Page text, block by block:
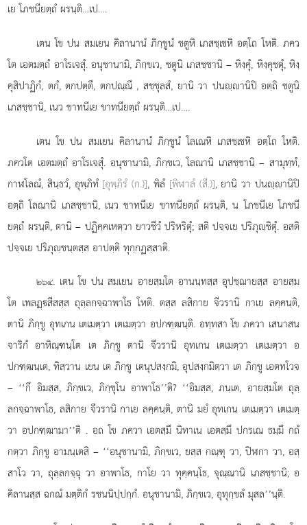
เย โภชนียตฺถํ ผรนฺติ…เป….
เตน โข ปน สมเยน คิลานานํ ภิกฺขูนํ ชตูหิ เภสชฺเชหิ อตฺโถ โหติ. ภคว
โต เอตมตฺถํ อาโรเจสุํ. อนุชานามิ, ภิกฺขเว, ชตูนิ เภสชฺชานิ – หิงฺคุํ, หิงฺคุชตุํ, หิงฺ
คุสิปาฏิกํ, ตกํ, ตกปตฺตึ, ตกปณฺณึ , สชฺชุลสํ, ยานิ วา ปนฺานิปิ อตฺถิ ชตูนิ
เภสชฺชานิ, เนว ขาทนีเย ขาทนียตฺถํ ผรนฺติ…เป….
เตน โข ปน สมเยน คิลานานํ ภิกฺขูนํ โลเณหิ เภสชฺเชหิ อตฺโถ โหติ.
ภควโต เอตมตฺถํ อาโรเจสุํ. อนุชานามิ, ภิกฺขเว, โลณานิ เภสชฺชานิ – สามุทฺทํ,
กาฬโลณํ, สินฺธวํ, อุพฺภิทํ [อุพฺภิรํ (ก.)], พิลํ [พิฬาลํ (สี.)], ยานิ วา ปนฺานิปิ
อตฺถิ โลณานิ เภสชฺชานิ, เนว ขาทนีเย ขาทนียตฺถํ ผรนฺติ, น โภชนีเย โภชนี
ยตฺถํ ผรนฺติ, ตานิ – ปฏิคฺคเหตฺวา ยาวชีวํ ปริหริตุํ; สติ ปจฺจเย ปริภุฺชิตุํ. อสติ
ปจฺจเย ปริภุฺชนฺตสฺส อาปตฺติ ทุกฺกฏสฺสาติ.
๒๖๔. เตน โข ปน สมเยน อายสฺมโต อานนฺทสฺส อุปชฺฌายสฺส อายสฺม
โต เพลฏฺสีสสฺส ถุลฺลกจฺฉาพาโธ โหติ. ตสฺส ลสิกาย จีวรานิ กาเย ลคฺคนฺติ,
ตานิ ภิกฺขู อุทเกน เตเมตฺวา เตเมตฺวา อปกฑฺฒนฺติ. อทฺทสา โข ภควา เสนาสน
จาริกํ อาหิณฺฑนฺโต เต ภิกฺขู ตานิ จีวรานิ อุทเกน เตเมตฺวา เตเมตฺวา อ
ปกฑฺฒนฺเต, ทิสฺวาน เยน เต ภิกฺขู เตนุปสงฺกมิ, อุปสงฺกมิตฺวา เต ภิกฺขู เอตทโวจ
– ‘‘กึ อิมสฺส, ภิกฺขเว, ภิกฺขุโน อาพาโธ’’ติ? ‘‘อิมสฺส, ภนฺเต, อายสฺมโต ถุลฺ
ลกจฺฉาพาโธ, ลสิกาย จีวรานิ กาเย ลคฺคนฺติ, ตานิ มยํ อุทเกน เตเมตฺวา เตเมตฺ
วา อปกฑฺฒามา’’ติ . อถ โข ภควา เอตสฺมึ นิทาเน เอตสฺมึ ปกรเณ ธมฺมึ กถํ
กตฺวา ภิกฺขู อามนฺเตสิ – ‘‘อนุชานามิ, ภิกฺขเว, ยสฺส กณฺฑุ วา, ปิฬกา วา, อสฺ
สาโว วา, ถุลฺลกจฺฉุ วา อาพาโธ, กาโย วา ทุคฺคนฺโธ, จุณฺณานิ เภสชฺชานิ; อ
คิลานสฺส ฉกณํ มตฺติกํ รชนนิปฺปกฺกํ. อนุชานามิ, ภิกฺขเว, อุทุกฺขลํ มุสล’’นฺติ.